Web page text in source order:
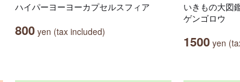
ハイパーヨーヨーカプセルスフィア
800 yen (tax included)
いきもの大図
ゲンゴロウ
1500 yen